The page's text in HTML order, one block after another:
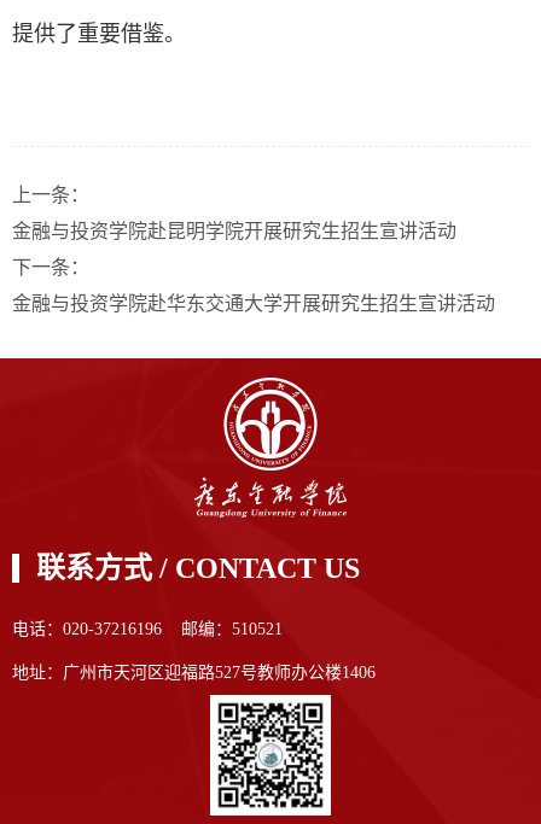
提供了重要借鉴。
上一条：
金融与投资学院赴昆明学院开展研究生招生宣讲活动
下一条：
金融与投资学院赴华东交通大学开展研究生招生宣讲活动
联系方式 / CONTACT US
电话：020-37216196 邮编：510521
地址：广州市天河区迎福路527号教师办公楼1406